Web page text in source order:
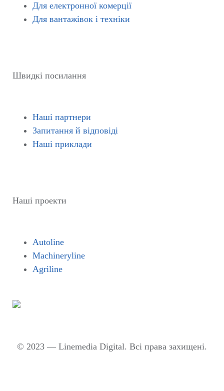
Для електронної комерції
Для вантажівок і техніки
Швидкі посилання
Наші партнери
Запитання й відповіді
Наші приклади
Наші проекти
Autoline
Machineryline
Agriline
© 2023 — Linemedia Digital. Всі права захищені.